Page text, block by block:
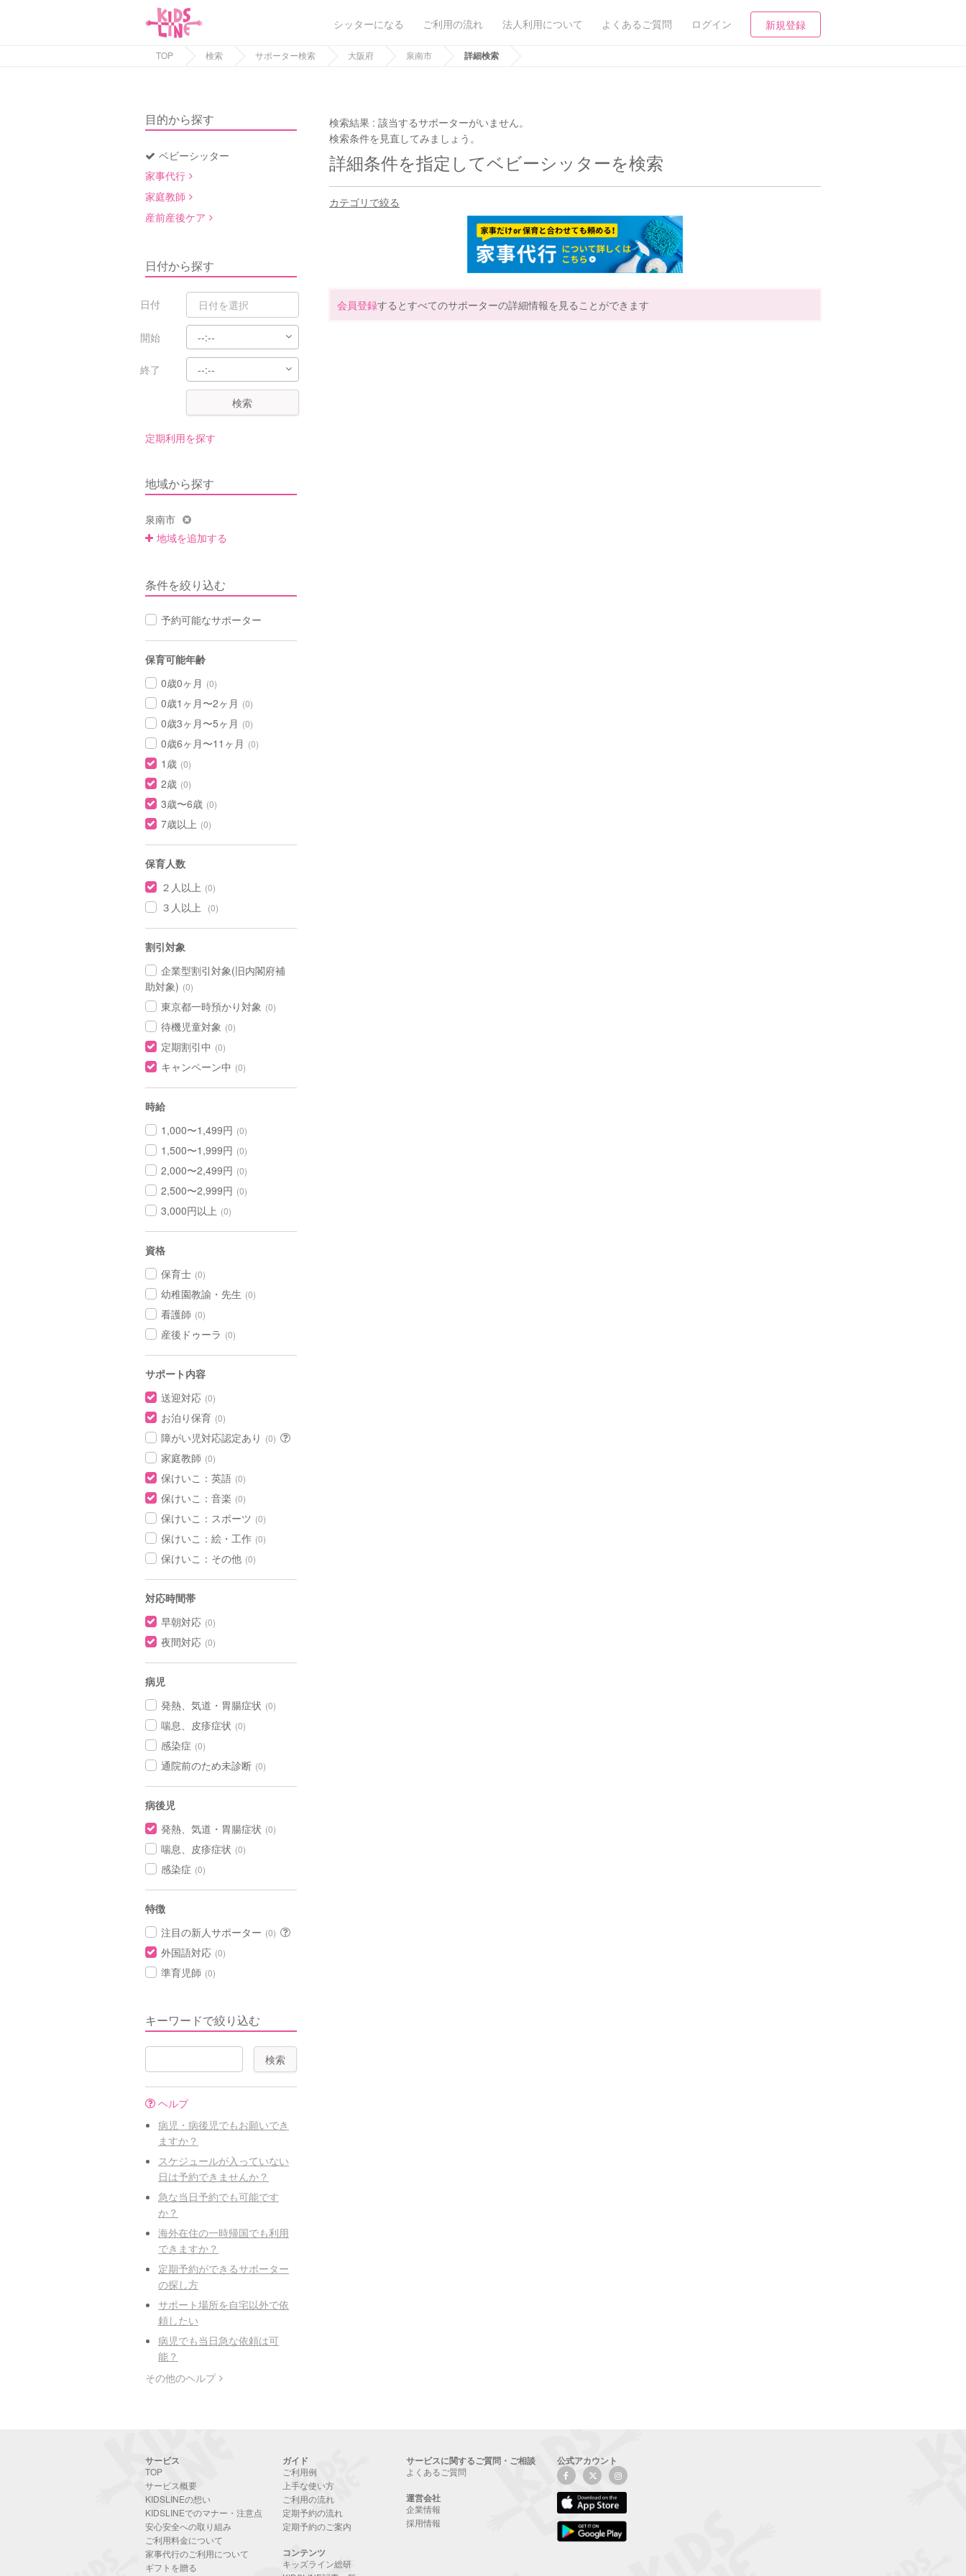
シッターになる ご利用の流れ 法人利用について よくあるご質問 ログイン 新規登録
TOP 検索 サポーター検索 大阪府 泉南市 詳細検索
目的から探す
ベビーシッター
家事代行
家庭教師
産前産後ケア
日付から探す
日付
開始
終了
検索
定期利用を探す
地域から探す
泉南市
地域を追加する
条件を絞り込む
予約可能なサポーター
保育可能年齢
0歳0ヶ月 (0)
0歳1ヶ月〜2ヶ月 (0)
0歳3ヶ月〜5ヶ月 (0)
0歳6ヶ月〜11ヶ月 (0)
1歳 (0)
2歳 (0)
3歳〜6歳 (0)
7歳以上 (0)
保育人数
２人以上 (0)
３人以上 (0)
割引対象
企業型割引対象(旧内閣府補
助対象) (0)
東京都一時預かり対象 (0)
待機児童対象 (0)
定期割引中 (0)
キャンペーン中 (0)
時給
1,000〜1,499円 (0)
1,500〜1,999円 (0)
2,000〜2,499円 (0)
2,500〜2,999円 (0)
3,000円以上 (0)
資格
保育士 (0)
幼稚園教諭・先生 (0)
看護師 (0)
産後ドゥーラ (0)
サポート内容
送迎対応 (0)
お泊り保育 (0)
障がい児対応認定あり (0)
家庭教師 (0)
保けいこ：英語 (0)
保けいこ：音楽 (0)
保けいこ：スポーツ (0)
保けいこ：絵・工作 (0)
保けいこ：その他 (0)
対応時間帯
早朝対応 (0)
夜間対応 (0)
病児
発熱、気道・胃腸症状 (0)
喘息、皮疹症状 (0)
感染症 (0)
通院前のため未診断 (0)
病後児
発熱、気道・胃腸症状 (0)
喘息、皮疹症状 (0)
感染症 (0)
特徴
注目の新人サポーター (0)
外国語対応 (0)
準育児師 (0)
キーワードで絞り込む
ヘルプ
病児・病後児でもお願いでき
ますか？
スケジュールが入っていない
日は予約できませんか？
急な当日予約でも可能です
か？
海外在住の一時帰国でも利用
できますか？
定期予約ができるサポーター
の探し方
サポート場所を自宅以外で依
頼したい
病児でも当日急な依頼は可
能？
その他のヘルプ
検索結果 :該当するサポーターがいません。
検索条件を見直してみましょう。
詳細条件を指定してベビーシッターを検索
カテゴリで絞る
会員登録するとすべてのサポーターの詳細情報を見ることができます
サービス
TOP
サービス概要
KIDSLINEの想い
KIDSLINEでのマナー・注意点
安心安全への取り組み
ご利用料金について
家事代行のご利用について
ギフトを贈る
ガイド
ご利用例
上手な使い方
ご利用の流れ
定期予約の流れ
定期予約のご案内
コンテンツ
キッズライン総研
サービスに関するご質問・ご相談
よくあるご質問
運営会社
企業情報
採用情報
公式アカウント